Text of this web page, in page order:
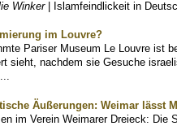
Winker
| Islamfeindlickeit in
im Louvre?
Pariser Museum Le Louvre ist
sieht, nachdem sie Gesuche
Äußerungen: Weimar lässt
im Verein Weimarer Dreieck: Die